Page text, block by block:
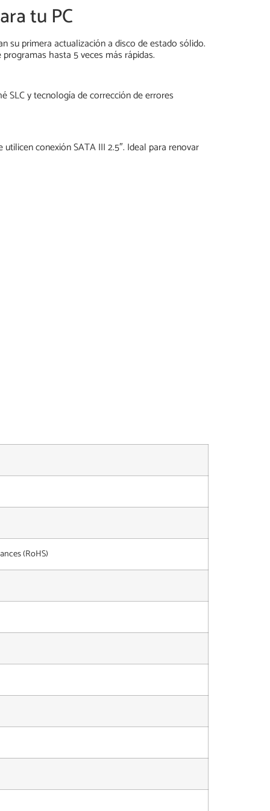
tu PC
su primera actualización a disco de estado sólido.
hasta 5 veces más rápidas.
SLC y tecnología de corrección de errores
conexión SATA III 2.5″. Ideal para renovar
(RoHS)